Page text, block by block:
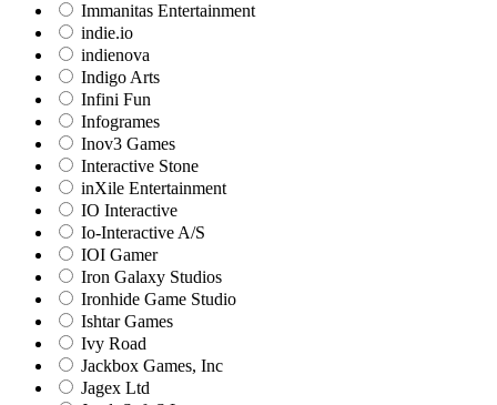
Immanitas Entertainment
indie.io
indienova
Indigo Arts
Infini Fun
Infogrames
Inov3 Games
Interactive Stone
inXile Entertainment
IO Interactive
Io-Interactive A/S
IOI Gamer
Iron Galaxy Studios
Ironhide Game Studio
Ishtar Games
Ivy Road
Jackbox Games, Inc
Jagex Ltd